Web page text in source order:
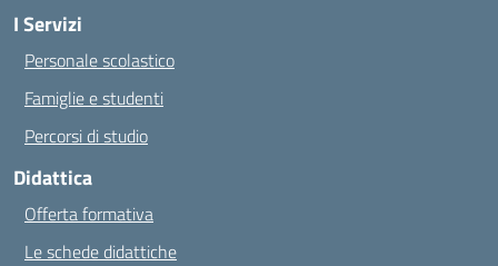
I Servizi
Personale scolastico
Famiglie e studenti
Percorsi di studio
Didattica
Offerta formativa
Le schede didattiche